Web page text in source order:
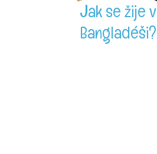
Jak se žije v
Bangladéši?